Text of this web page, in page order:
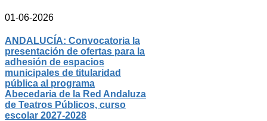
01-06-2026
ANDALUCÍA: Convocatoria la
presentación de ofertas para la
adhesión de espacios
municipales de titularidad
pública al programa
Abecedaria de la Red Andaluza
de Teatros Públicos, curso
escolar 2027-2028